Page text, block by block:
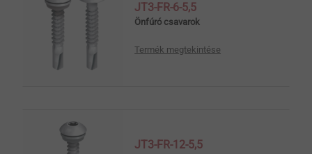
JT3-FR-6-5,5
Önfúró csavarok
Termék megtekintése
JT3-FR-12-5,5